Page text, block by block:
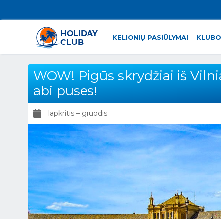
KELIONIŲ PASIŪLYMAI
WOW! Pigūs skrydžiai iš
abi puses!
lapkritis – gruodis